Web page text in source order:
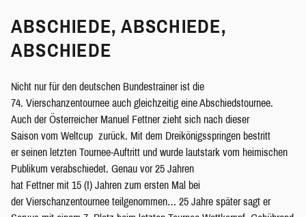
ABSCHIEDE, ABSCHIEDE,
ABSCHIEDE
Nicht nur für den deutschen Bundestrainer ist die
74. Vierschanzentournee auch gleichzeitig eine Abschiedstournee.
Auch der Österreicher Manuel Fettner zieht sich nach dieser
Saison vom Weltcup zurück. Mit dem Dreikönigsspringen bestritt
er seinen letzten Tournee-Auftritt und wurde lautstark vom heimischen
Publikum verabschiedet. Genau vor 25 Jahren
hat Fettner mit 15 (!) Jahren zum ersten Mal bei
der Vierschanzentournee teilgenommen… 25 Jahre später sagt er